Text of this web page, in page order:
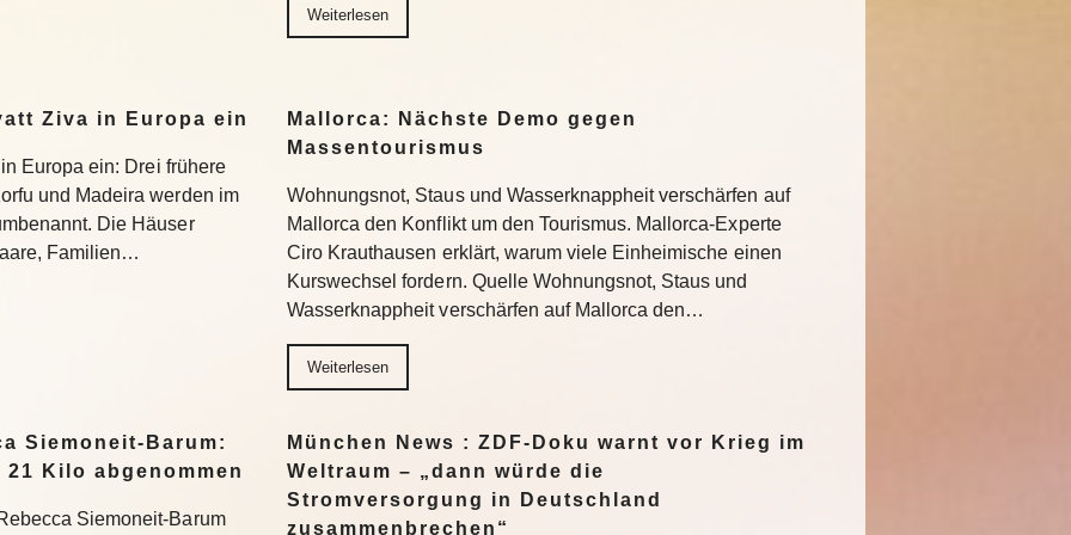
Weiterlesen
Ziva in Europa ein
Europa ein: Drei frühere
und Madeira werden im
Die Häuser
Familien…
Mallorca: Nächste Demo gegen
Massentourismus
Wohnungsnot, Staus und Wasserknappheit verschärfen auf
Mallorca den Konflikt um den Tourismus. Mallorca-Experte
Ciro Krauthausen erklärt, warum viele Einheimische einen
Kurswechsel fordern. Quelle Wohnungsnot, Staus und
Wasserknappheit verschärfen auf Mallorca den…
Weiterlesen
Siemoneit-Barum:
Kilo abgenommen
Siemoneit-Barum
München News : ZDF-Doku warnt vor Krieg im
Weltraum – „dann würde die
Stromversorgung in Deutschland
zusammenbrechen“